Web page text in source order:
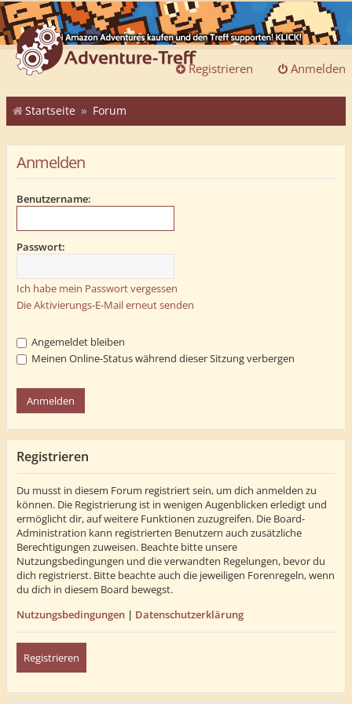
Anmelden
Registrieren
Startseite Forum
Anmelden
Benutzername:
Passwort:
Ich habe mein Passwort vergessen
Die Aktivierungs-E-Mail erneut senden
Angemeldet bleiben
Meinen Online-Status während dieser Sitzung verbergen
Registrieren
Du musst in diesem Forum registriert sein, um dich anmelden zu
können. Die Registrierung ist in wenigen Augenblicken erledigt und
ermöglicht dir, auf weitere Funktionen zuzugreifen. Die Board-
Administration kann registrierten Benutzern auch zusätzliche
Berechtigungen zuweisen. Beachte bitte unsere
Nutzungsbedingungen und die verwandten Regelungen, bevor du
dich registrierst. Bitte beachte auch die jeweiligen Forenregeln, wenn
du dich in diesem Board bewegst.
Nutzungsbedingungen | Datenschutzerklärung
Registrieren